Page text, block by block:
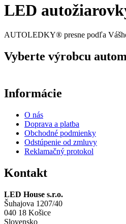
LED
AUTOLEDKY® presne podľa
Vyberte výrobcu
Informácie
O nás
Doprava a platba
Obchodné podmienky
Odstúpenie od zmluvy
Reklamačný protokol
Kontakt
LED House s.r.o.
Šuhajova 1207/40
040 18 Košice
Slovensko